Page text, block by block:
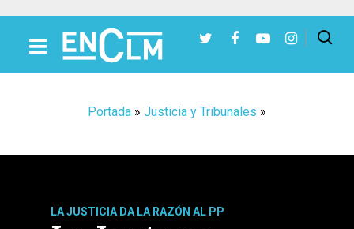
Portada » Justicia y Tribunales »
LA JUSTICIA DA LA RAZÓN AL PP